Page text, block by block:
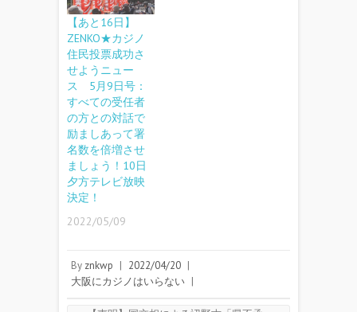
【あと16日】
ZENKO★カジノ
住民投票成功さ
せようニュー
ス 5月9日号：
すべての受任者
の方との対話で
励ましあって署
名数を倍増させ
ましょう！10日
夕方テレビ放映
決定！
2022/05/09
By znkwp | 2022/04/20 |
大阪にカジノはいらない |